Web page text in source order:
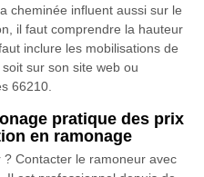
cheminée influent aussi sur le
il faut comprendre la hauteur
inclure les mobilisations de
sur son site web ou
66210.
pratique des prix
en ramonage
Contacter le ramoneur avec